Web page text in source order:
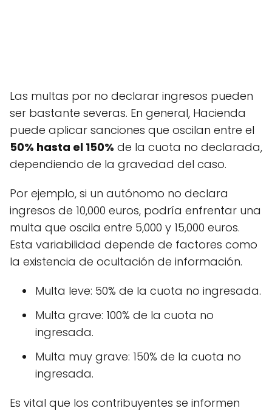
Las multas por no declarar ingresos pueden
ser bastante severas. En general, Hacienda
puede aplicar sanciones que oscilan entre el
50% hasta el 150% de la cuota no declarada,
dependiendo de la gravedad del caso.
Por ejemplo, si un autónomo no declara
ingresos de 10,000 euros, podría enfrentar una
multa que oscila entre 5,000 y 15,000 euros.
Esta variabilidad depende de factores como
la existencia de ocultación de información.
Multa leve: 50% de la cuota no ingresada.
Multa grave: 100% de la cuota no
ingresada.
Multa muy grave: 150% de la cuota no
ingresada.
Es vital que los contribuyentes se informen